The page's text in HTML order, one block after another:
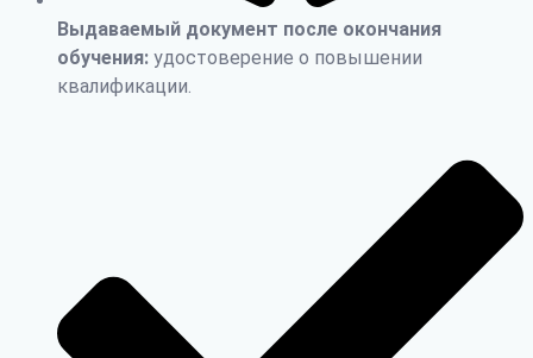
Выдаваемый документ после окончания
обучения: удостоверение о повышении
квалификации.